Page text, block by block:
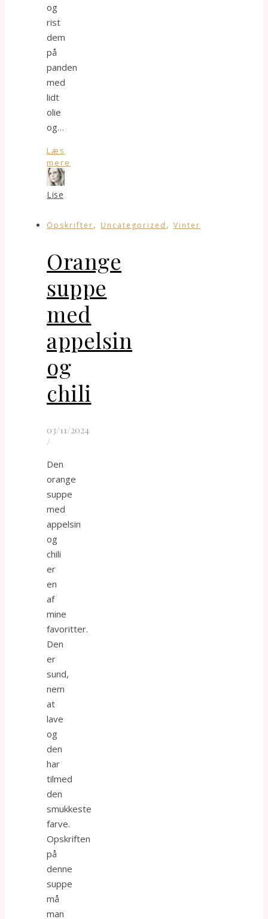
og
rist
dem
på
panden
med
lidt
olie
og…
Læs
mere
Lise
Opskrifter, Uncategorized , Vinter
Orange
suppe
med
appelsin
og
chili
03/11/2024
/
Den
orange
suppe
med
appelsin
og
chili
er
en
af
mine
favoritter.
Den
er
sund,
nem
at
lave
og
den
har
tilmed
den
smukkeste
farve.
Opskriften
på
denne
suppe
må
man